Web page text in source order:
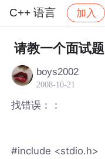
C++ 语言 加入
社区 C++ 语言
请教一个面试题
boys2002
2008-10-21
找错误：：
#include <stdio.h>